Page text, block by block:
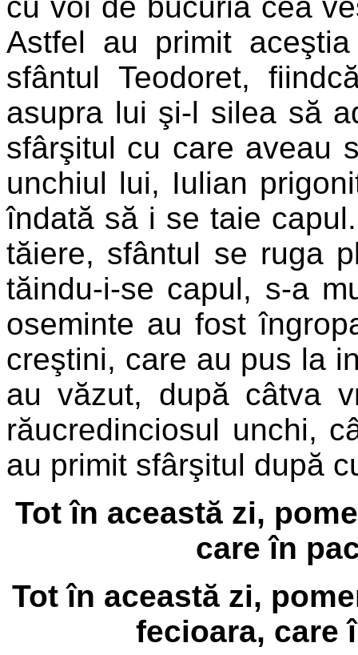
Astfel au primit
sfântul Teodoret,
asupra lui şi-l silea să
sfârşitul cu care aveau
unchiul lui, Iulian
îndată să i se taie
tăiere, sfântul se ruga
tăindu-i-se capul, s-a
oseminte au fost
creştini, care au pus la
au văzut, după câtva
răucredinciosul unchi,
au primit sfârşitul după
Tot în această zi,
care în
Tot în această zi,
fecioara, care